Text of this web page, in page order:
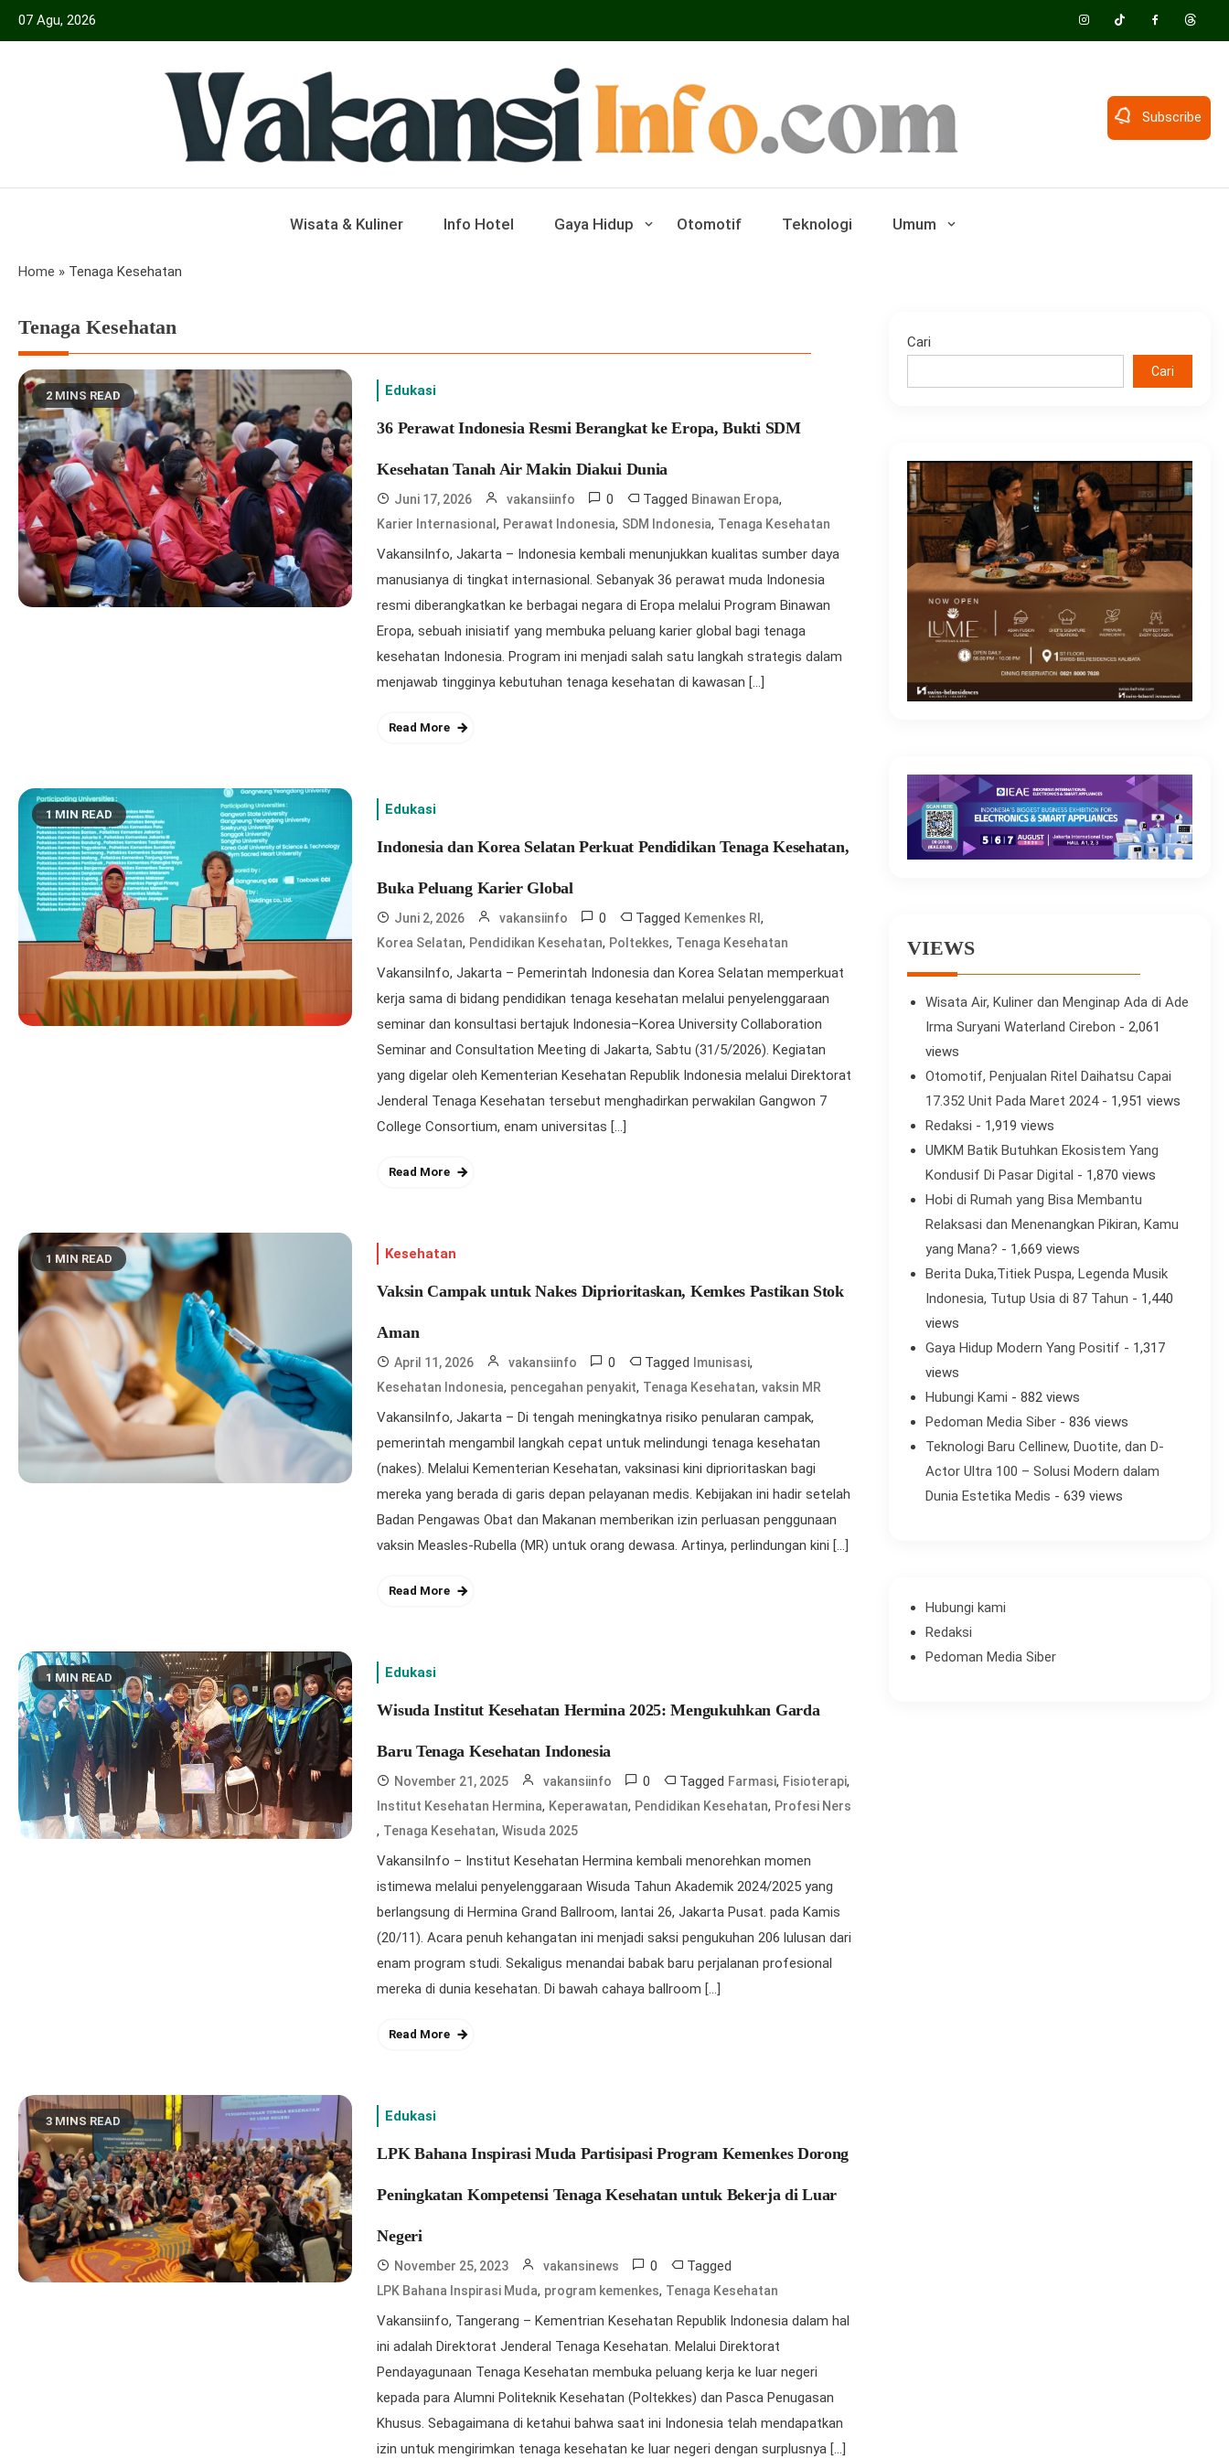
Skip
07 Agu, 2026
Vakansiinfo
Subscribe
Wisata & Kuliner Info Hotel Gaya Hidup Otomotif Teknologi Umum
Home » Tenaga Kesehatan
Tenaga Kesehatan
2 MINS READ Edukasi
36 Perawat Indonesia Resmi Berangkat ke Eropa, Bukti SDM
Kesehatan Tanah Air Makin Diakui Dunia
Juni 17, 2026 vakansiinfo 0 Tagged Binawan Eropa,
Karier Internasional, Perawat Indonesia, SDM Indonesia, Tenaga Kesehatan
VakansiInfo, Jakarta – Indonesia kembali menunjukkan kualitas sumber daya
manusianya di tingkat internasional. Sebanyak 36 perawat muda Indonesia
resmi diberangkatkan ke berbagai negara di Eropa melalui Program Binawan
Eropa, sebuah inisiatif yang membuka peluang karier global bagi tenaga
kesehatan Indonesia. Program ini menjadi salah satu langkah strategis dalam
menjawab tingginya kebutuhan tenaga kesehatan di kawasan […]
Read More
1 MIN READ Edukasi
Indonesia dan Korea Selatan Perkuat Pendidikan Tenaga Kesehatan,
Buka Peluang Karier Global
Juni 2, 2026 vakansiinfo 0 Tagged Kemenkes RI,
Korea Selatan, Pendidikan Kesehatan, Poltekkes, Tenaga Kesehatan
VakansiInfo, Jakarta – Pemerintah Indonesia dan Korea Selatan memperkuat
kerja sama di bidang pendidikan tenaga kesehatan melalui penyelenggaraan
seminar dan konsultasi bertajuk Indonesia–Korea University Collaboration
Seminar and Consultation Meeting di Jakarta, Sabtu (31/5/2026). Kegiatan
yang digelar oleh Kementerian Kesehatan Republik Indonesia melalui Direktorat
Jenderal Tenaga Kesehatan tersebut menghadirkan perwakilan Gangwon 7
College Consortium, enam universitas […]
Read More
1 MIN READ Kesehatan
Vaksin Campak untuk Nakes Diprioritaskan, Kemkes Pastikan Stok
Aman
April 11, 2026 vakansiinfo 0 Tagged Imunisasi,
Kesehatan Indonesia, pencegahan penyakit, Tenaga Kesehatan,vaksin MR
VakansiInfo, Jakarta – Di tengah meningkatnya risiko penularan campak,
pemerintah mengambil langkah cepat untuk melindungi tenaga kesehatan
(nakes). Melalui Kementerian Kesehatan, vaksinasi kini diprioritaskan bagi
mereka yang berada di garis depan pelayanan medis. Kebijakan ini hadir setelah
Badan Pengawas Obat dan Makanan memberikan izin perluasan penggunaan
vaksin Measles-Rubella (MR) untuk orang dewasa. Artinya, perlindungan kini […]
Read More
1 MIN READ Edukasi
Wisuda Institut Kesehatan Hermina 2025: Mengukuhkan Garda
Baru Tenaga Kesehatan Indonesia
November 21, 2025 vakansiinfo 0 Tagged Farmasi, Fisioterapi,
Institut Kesehatan Hermina, Keperawatan, Pendidikan Kesehatan, Profesi Ners
, Tenaga Kesehatan,Wisuda 2025
VakansiInfo – Institut Kesehatan Hermina kembali menorehkan momen
istimewa melalui penyelenggaraan Wisuda Tahun Akademik 2024/2025 yang
berlangsung di Hermina Grand Ballroom, lantai 26, Jakarta Pusat. pada Kamis
(20/11). Acara penuh kehangatan ini menjadi saksi pengukuhan 206 lulusan dari
enam program studi. Sekaligus menandai babak baru perjalanan profesional
mereka di dunia kesehatan. Di bawah cahaya ballroom […]
Read More
3 MINS READ Edukasi
LPK Bahana Inspirasi Muda Partisipasi Program Kemenkes Dorong
Peningkatan Kompetensi Tenaga Kesehatan untuk Bekerja di Luar
Negeri
November 25, 2023 vakansinews 0 Tagged
LPK Bahana Inspirasi Muda, program kemenkes, Tenaga Kesehatan
Vakansiinfo, Tangerang – Kementrian Kesehatan Republik Indonesia dalam hal
ini adalah Direktorat Jenderal Tenaga Kesehatan. Melalui Direktorat
Pendayagunaan Tenaga Kesehatan membuka peluang kerja ke luar negeri
kepada para Alumni Politeknik Kesehatan (Poltekkes) dan Pasca Penugasan
Khusus. Sebagaimana di ketahui bahwa saat ini Indonesia telah mendapatkan
izin untuk mengirimkan tenaga kesehatan ke luar negeri dengan surplusnya […]
Cari
Cari
VIEWS
Wisata Air, Kuliner dan Menginap Ada di Ade
Irma Suryani Waterland Cirebon - 2,061
views
Otomotif, Penjualan Ritel Daihatsu Capai
17.352 Unit Pada Maret 2024- 1,951 views
Redaksi - 1,919 views
UMKM Batik Butuhkan Ekosistem Yang
Kondusif Di Pasar Digital - 1,870 views
Hobi di Rumah yang Bisa Membantu
Relaksasi dan Menenangkan Pikiran, Kamu
yang Mana? - 1,669 views
Berita Duka,Titiek Puspa, Legenda Musik
Indonesia, Tutup Usia di 87 Tahun - 1,440
views
Gaya Hidup Modern Yang Positif - 1,317
views
Hubungi Kami - 882 views
Pedoman Media Siber- 836 views
Teknologi Baru Cellinew, Duotite, dan D-
Actor Ultra 100 – Solusi Modern dalam
Dunia Estetika Medis - 639 views
Hubungi kami
Redaksi
Pedoman Media Siber